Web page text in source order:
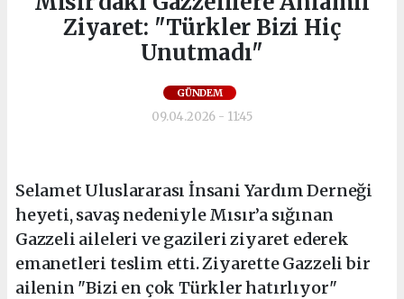
Ziyaret: "Türkler Bizi Hiç
Unutmadı"
GÜNDEM
09.04.2026 - 11:45
Selamet Uluslararası İnsani Yardım Derneği
heyeti, savaş nedeniyle Mısır’a sığınan
Gazzeli aileleri ve gazileri ziyaret ederek
emanetleri teslim etti. Ziyarette Gazzeli bir
ailenin "Bizi en çok Türkler hatırlıyor"